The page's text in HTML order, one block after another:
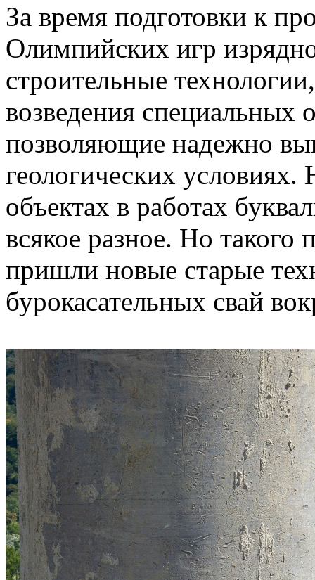
За время подготовки к
Олимпийских игр
строительные
возведения специальных
позволяющие надежно
геологических
объектах в работах
всякое разное. Но
пришли новые старые
бурокасательных свай